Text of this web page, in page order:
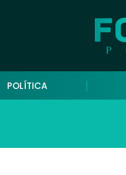
POLÍTICA